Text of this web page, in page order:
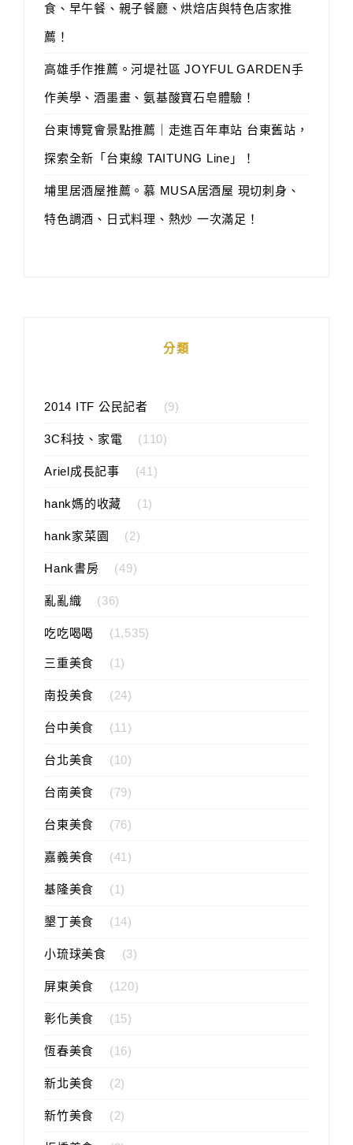
食、早午餐、親子餐廳、烘焙店與特色店家推
薦！
高雄手作推薦。河堤社區 JOYFUL GARDEN手
作美學、酒墨畫、氨基酸寶石皂體驗！
台東博覽會景點推薦｜走進百年車站 台東舊站，
探索全新「台東線 TAITUNG Line」！
埔里居酒屋推薦。慕 MUSA居酒屋 現切刺身、
特色調酒、日式料理、熱炒 一次滿足！
分類
2014 ITF 公民記者 (9)
3C科技、家電 (110)
Ariel成長記事 (41)
hank媽的收藏 (1)
hank家菜園 (2)
Hank書房 (49)
亂亂織 (36)
吃吃喝喝 (1,535)
三重美食 (1)
南投美食 (24)
台中美食 (11)
台北美食 (10)
台南美食 (79)
台東美食 (76)
嘉義美食 (41)
基隆美食 (1)
墾丁美食 (14)
小琉球美食 (3)
屏東美食 (120)
彰化美食 (15)
恆春美食 (16)
新北美食 (2)
新竹美食 (2)